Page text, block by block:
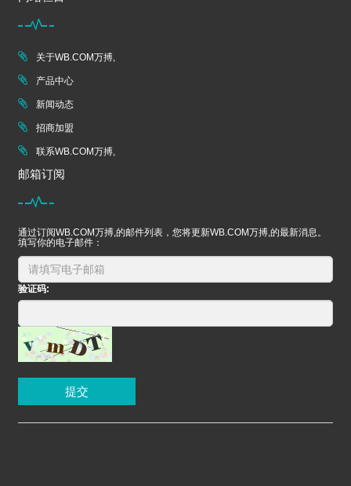
关于WB.COM万搏,
产品中心
新闻动态
招商加盟
联系WB.COM万搏,
邮箱订阅
通过订阅WB.COM万搏,的邮件列表，您将更新WB.COM万搏,的最新消息。
填写你的电子邮件：
验证码:
提交